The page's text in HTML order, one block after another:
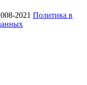
2021 Политика в